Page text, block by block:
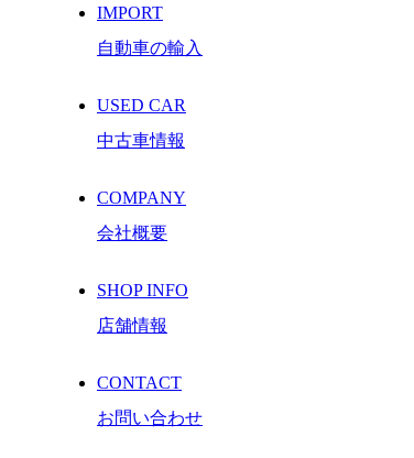
IMPORT
自動車の輸入
USED CAR
中古車情報
COMPANY
会社概要
SHOP INFO
店舗情報
CONTACT
お問い合わせ